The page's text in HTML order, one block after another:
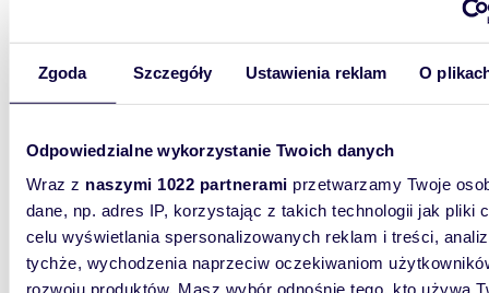
Zgoda Szczegóły Ustawienia reklam O
Odpowiedzialne wykorzystanie Twoich danych
Wraz z naszymi 1022 partnerami przetwarzamy Twoje
dane, np. adres IP, korzystając z takich technologii jak pliki
celu wyświetlania spersonalizowanych reklam i treści,
tychże, wychodzenia naprzeciw oczekiwaniom
rozwoju produktów. Masz wybór odnośnie tego, kto używa
378